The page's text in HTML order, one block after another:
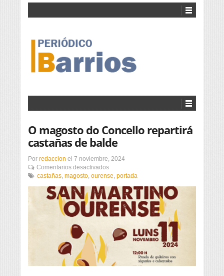
O magosto do Concello repartirá
castañas de balde
Por redaccion el 7 noviembre, 2024
Comentarios desactivadosen
O
do
Concello
repartirá
castañas
balde
castañas, magosto, ourense, portada